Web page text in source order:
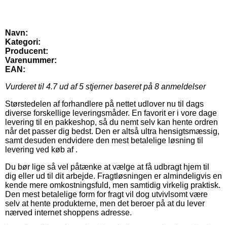
Navn:
Kategori:
Producent:
Varenummer:
EAN:
Vurderet til 4.7ud af 5 stjerner baseret på 8 anmeldelser
Størstedelen af forhandlere på nettet udlover nu til dags
diverse forskellige leveringsmåder. En favorit er i vore dage
levering til en pakkeshop, så du nemt selv kan hente ordren
når det passer dig bedst. Den er altså ultra hensigtsmæssig,
samt desuden endvidere den mest betalelige løsning til
levering ved køb af .
Du bør lige så vel påtænke at vælge at få udbragt hjem til
dig eller ud til dit arbejde. Fragtløsningen er almindeligvis en
kende mere omkostningsfuld, men samtidig virkelig praktisk.
Den mest betalelige form for fragt vil dog utvivlsomt være
selv at hente produkterne, men det beroer på at du lever
nærved internet shoppens adresse.